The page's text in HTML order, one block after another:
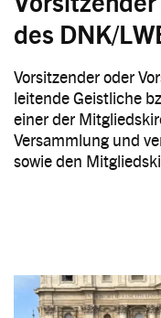
des DNK/
Vorsitzender oder
leitende Geistliche
einer der
Versammlung und
sowie den
Image